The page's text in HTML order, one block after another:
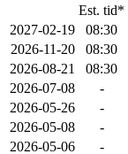
Est. tid*
2027-02-19
08:30
2026-11-20
08:30
2026-08-21
08:30
2026-07-08
-
2026-05-26
-
2026-05-08
-
2026-05-06
-